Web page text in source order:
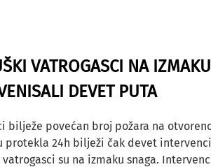
VATROGASCI NA
DEVET PUTA
bilježe povećan broj požara na
protekla 24h bilježi čak devet
vatrogasci su na izmaku snaga.